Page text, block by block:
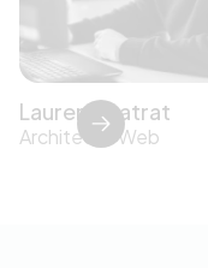
Laurent Gatrat
Architecte Web